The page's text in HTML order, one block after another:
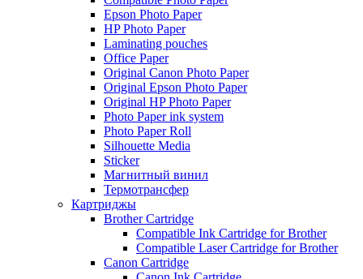
Epson Photo Paper
HP Photo Paper
Laminating pouches
Office Paper
Original Canon Photo Paper
Original Epson Photo Paper
Original HP Photo Paper
Photo Paper ink system
Photo Paper Roll
Silhouette Media
Sticker
Магнитный винил
Термотрансфер
Картриджы
Brother Cartridge
Compatible Ink Cartridge for Brother
Compatible Laser Cartridge for Brother
Canon Cartridge